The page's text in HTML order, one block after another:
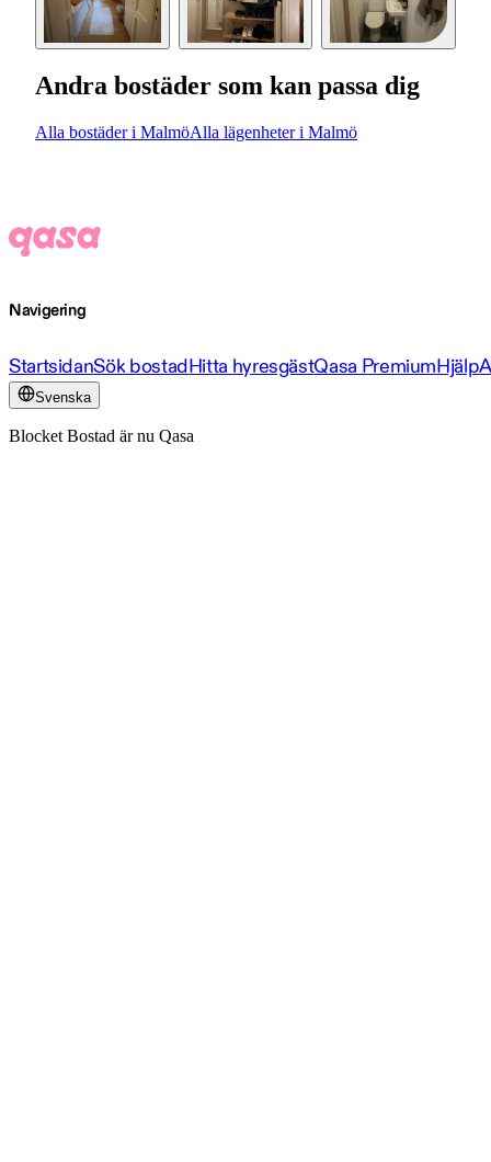
Andra bostäder som kan passa dig
Alla bostäder i MalmöAlla lägenheter i Malmö
Navigering
StartsidanSök bostadHitta hyresgästQasa PremiumHjälp
Svenska
Blocket Bostad är nu Qasa